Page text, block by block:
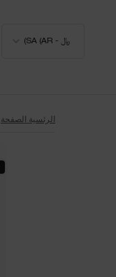
﷼ - SA (AR)
الرئسية الصفحة